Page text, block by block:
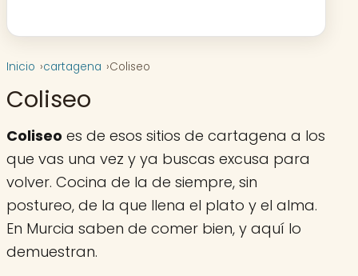
Inicio cartagena Coliseo
Coliseo
Coliseo es de esos sitios de cartagena a los
que vas una vez y ya buscas excusa para
volver. Cocina de la de siempre, sin
postureo, de la que llena el plato y el alma.
En Murcia saben de comer bien, y aquí lo
demuestran.